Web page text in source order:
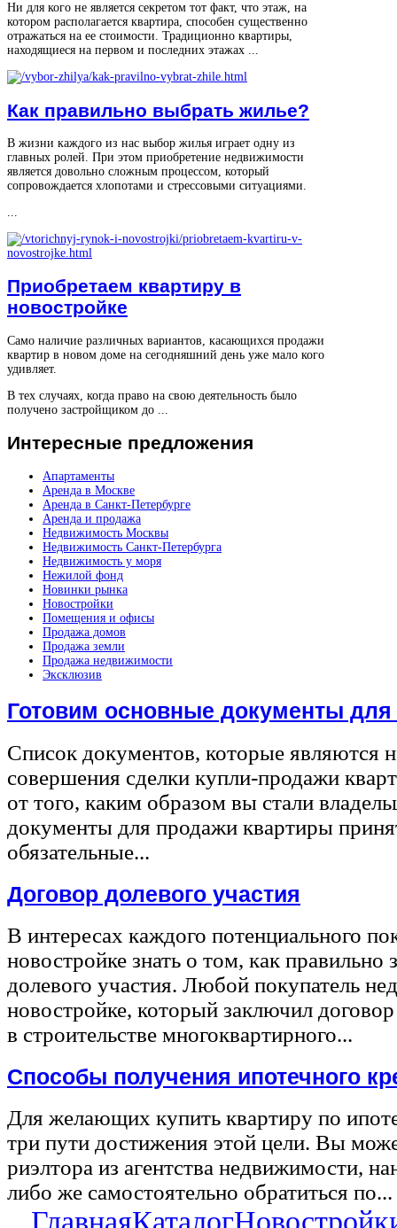
Ни для кого не является секретом тот факт, что этаж, на
котором располагается квартира, способен существенно
отражаться на ее стоимости. Традиционно квартиры,
находящиеся на первом и последних этажах ...
Как правильно выбрать жилье?
В жизни каждого из нас выбор жилья играет одну из
главных ролей. При этом приобретение недвижимости
является довольно сложным процессом, который
сопровождается хлопотами и стрессовыми ситуациями.
...
Приобретаем квартиру в
новостройке
Само наличие различных вариантов, касающихся продажи
квартир в новом доме на сегодняшний день уже мало кого
удивляет.
В тех случаях, когда право на свою деятельность было
получено застройщиком до ...
Интересные предложения
Апартаменты
Аренда в Москве
Аренда в Санкт-Петербурге
Аренда и продажа
Недвижимость Москвы
Недвижимость Санкт-Петербурга
Недвижимость у моря
Нежилой фонд
Новинки рынка
Новостройки
Помещения и офисы
Продажа домов
Продажа земли
Продажа недвижимости
Эксклюзив
Готовим основные документы
Список документов, которые являются
совершения сделки купли-продажи
от того, каким образом вы стали
документы для продажи квартиры
обязательные...
Договор долевого участия
В интересах каждого потенциального
новостройке знать о том, как правильно
долевого участия. Любой покупатель
новостройке, который заключил
в строительстве многоквартирного...
Способы получения ипотечного
Для желающих купить квартиру по
три пути достижения этой цели. Вы
риэлтора из агентства недвижимости,
либо же самостоятельно обратиться по...